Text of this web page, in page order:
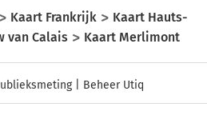
Kaart Frankrijk
Kaart Hauts-
van Calais Kaart Merlimont
| Beheer Utiq